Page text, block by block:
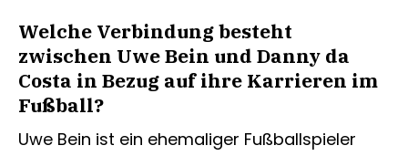
Welche Verbindung besteht
zwischen Uwe Bein und Danny da
Costa in Bezug auf ihre Karrieren im
Fußball?
Uwe Bein ist ein ehemaliger Fußballspieler